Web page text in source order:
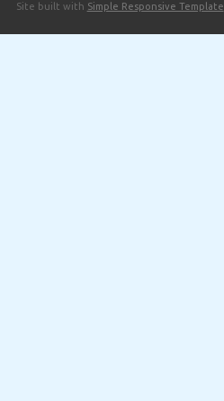
Site built with Simple Responsive Template